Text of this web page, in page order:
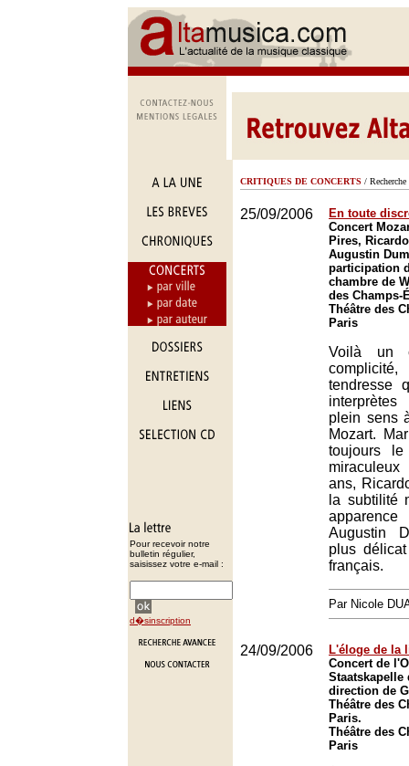
Pour recevoir notre
bulletin régulier,
saisissez votre e-mail :
d�sinscription
CRITIQUES DE CONCERTS / Recherche
25/09/2006
En toute
Concert
Pires,
Augustin
participation
chambre de
des Champs-
Théâtre des
Paris
Voilà un
tendresse
plein sens
Mozart.
toujours le
ans,
la subtilité
Augustin
plus
français.
Par Nicole
24/09/2006
L'éloge de la
Concert de
Staatskapelle
direction de
Théâtre des
Paris.
Théâtre des
Paris